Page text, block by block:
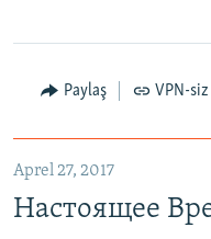
Paylaş VPN-
Aprel 27, 2017
Настоящее